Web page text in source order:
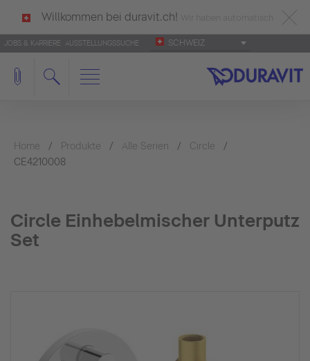
Willkommen bei duravit.ch!
deutsch als Ihre Sprache erkannt.
Français Italiano
JOBS & KARRIERE AUSSTELLUNGSSUCHE SCHWEIZ
Home Produkte Alle Serien
Circle
CE4210008
Circle Einhebelmischer Unterputz
Set